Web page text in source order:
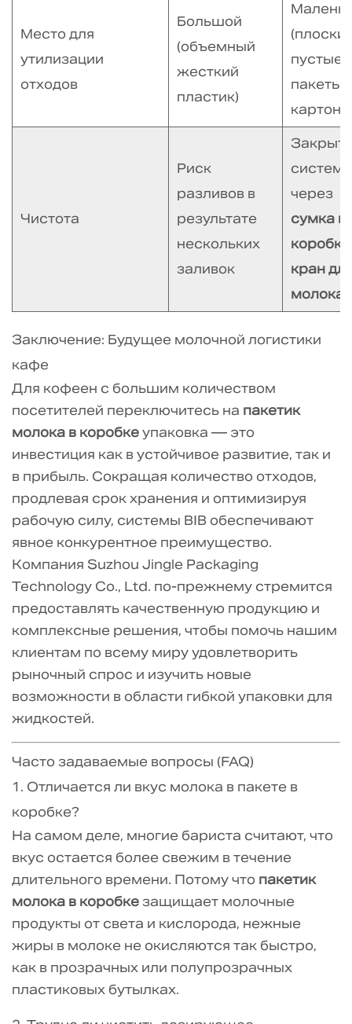
Место для
утилизации
отходов
Большой
(объемный
жесткий
пластик)
пустые
пакеты/
картон)
Чистота
Риск
разливов в
результате
нескольких
заливок
система
через
сумка в
кран
молока
Заключение: Будущее молочной логистики
кафе
Для кофеен с большим количеством
посетителей переключитесь на пакетик
молока в коробкеупаковка — это
инвестиция как в устойчивое развитие, так и
в прибыль. Сокращая количество отходов,
продлевая срок хранения и оптимизируя
рабочую силу, системы BIB обеспечивают
явное конкурентное преимущество.
Компания Suzhou Jingle Packaging
Technology Co., Ltd. по-прежнему стремится
предоставлять качественную продукцию и
комплексные решения, чтобы помочь нашим
клиентам по всему миру удовлетворить
рыночный спрос и изучить новые
возможности в области гибкой упаковки для
жидкостей.
Часто задаваемые вопросы (FAQ)
1. Отличается ли вкус молока в пакете в
коробке?
На самом деле, многие бариста считают, что
вкус остается более свежим в течение
длительного времени. Потому что пакетик
молока в коробкезащищает молочные
продукты от света и кислорода, нежные
жиры в молоке не окисляются так быстро,
как в прозрачных или полупрозрачных
пластиковых бутылках.